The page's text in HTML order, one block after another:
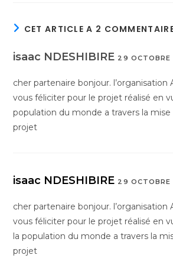
CET ARTICLE A 2
isaac NDESHIBIRE 29
cher partenaire bonjour. l’organisation
vous féliciter pour le projet réalisé en
population du monde a travers la
projet
isaac NDESHIBIRE 29
cher partenaire bonjour. l’organisation
vous féliciter pour le projet réalisé en
la population du monde a travers la
projet